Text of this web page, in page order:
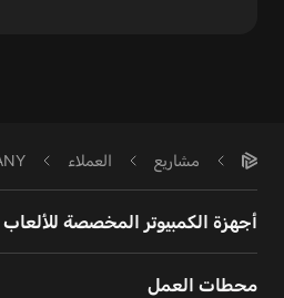
مشاريع العملاء
أجهزة الكمبيوتر المخصصة للألعاب
محطات العمل